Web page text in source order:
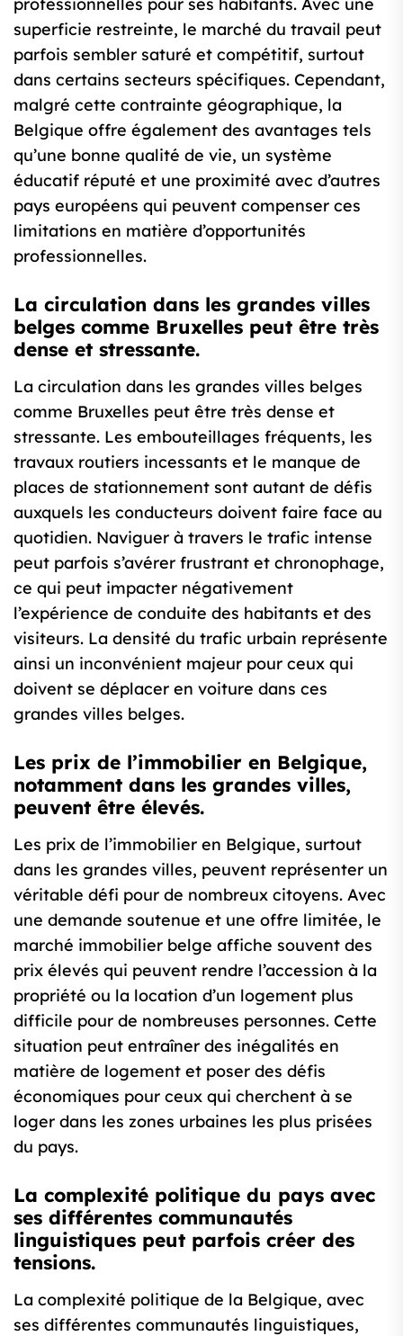
superficie restreinte, le marché du travail peut
parfois sembler saturé et compétitif, surtout
dans certains secteurs spécifiques. Cependant,
malgré cette contrainte géographique, la
Belgique offre également des avantages tels
qu’une bonne qualité de vie, un système
éducatif réputé et une proximité avec d’autres
pays européens qui peuvent compenser ces
limitations en matière d’opportunités
professionnelles.
La circulation dans les grandes villes
belges comme Bruxelles peut être très
dense et stressante.
La circulation dans les grandes villes belges
comme Bruxelles peut être très dense et
stressante. Les embouteillages fréquents, les
travaux routiers incessants et le manque de
places de stationnement sont autant de défis
auxquels les conducteurs doivent faire face au
quotidien. Naviguer à travers le trafic intense
peut parfois s’avérer frustrant et chronophage,
ce qui peut impacter négativement
l’expérience de conduite des habitants et des
visiteurs. La densité du trafic urbain représente
ainsi un inconvénient majeur pour ceux qui
doivent se déplacer en voiture dans ces
grandes villes belges.
Les prix de l’immobilier en Belgique,
notamment dans les grandes villes,
peuvent être élevés.
Les prix de l’immobilier en Belgique, surtout
dans les grandes villes, peuvent représenter un
véritable défi pour de nombreux citoyens. Avec
une demande soutenue et une offre limitée, le
marché immobilier belge affiche souvent des
prix élevés qui peuvent rendre l’accession à la
propriété ou la location d’un logement plus
difficile pour de nombreuses personnes. Cette
situation peut entraîner des inégalités en
matière de logement et poser des défis
économiques pour ceux qui cherchent à se
loger dans les zones urbaines les plus prisées
du pays.
La complexité politique du pays avec
ses différentes communautés
linguistiques peut parfois créer des
tensions.
La complexité politique de la Belgique, avec
ses différentes communautés linguistiques,